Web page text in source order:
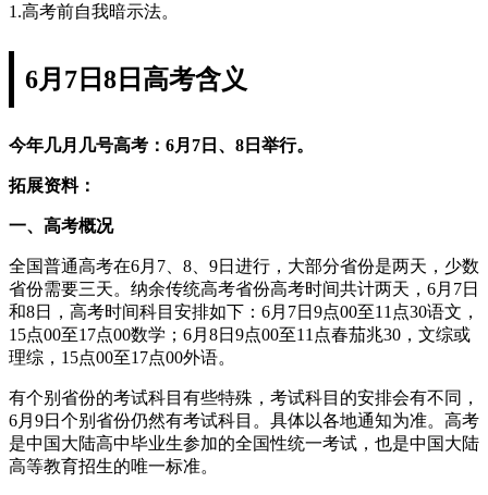
1.高考前自我暗示法。
6月7日8日高考含义
今年几月几号高考：6月7日、8日举行。
拓展资料：
一、高考概况
全国普通高考在6月7、8、9日进行，大部分省份是两天，少数
省份需要三天。纳余传统高考省份高考时间共计两天，6月7日
和8日，高考时间科目安排如下：6月7日9点00至11点30语文，
15点00至17点00数学；6月8日9点00至11点春茄兆30，文综或
理综，15点00至17点00外语。
有个别省份的考试科目有些特殊，考试科目的安排会有不同，
6月9日个别省份仍然有考试科目。具体以各地通知为准。高考
是中国大陆高中毕业生参加的全国性统一考试，也是中国大陆
高等教育招生的唯一标准。